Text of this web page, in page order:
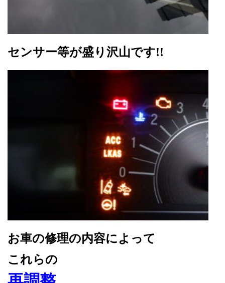
センサー等が盛り沢山です!!
お車の修理の内容によって
これらの